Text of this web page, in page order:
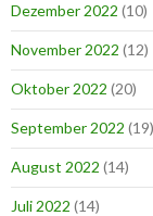
Dezember 2022 (10)
November 2022 (12)
Oktober 2022 (20)
September 2022 (19)
August 2022 (14)
Juli 2022 (14)